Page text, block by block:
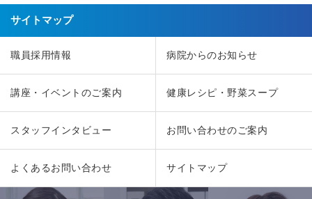
サイトマップ
職員採用情報 病院からのお知らせ
講座・イベントのご案内 健康レシピ・野菜スープ
スタッフインタビュー お問い合わせのご案内
よくあるお問い合わせ サイトマップ